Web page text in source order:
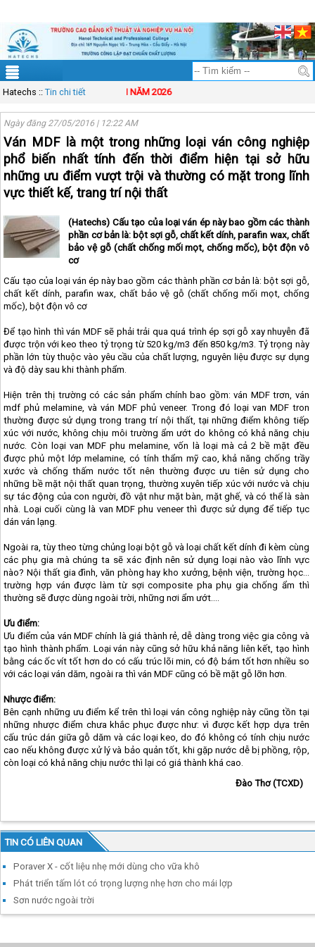
Hatechs ::Tin chi tiết
THÔNG BÁO TUYỂN SINH NĂM 2026
Ngày đăng 27/05/2016 | 12:22 AM
Ván MDF là một trong những loại ván công nghiệp
phổ biến nhất tính đến thời điểm hiện tại sở hữu
những ưu điểm vượt trội và thường có mặt trong lĩnh
vực thiết kế, trang trí nội thất
(Hatechs) Cấu tạo của loại ván ép này bao gồm các thành
phần cơ bản là: bột sợi gỗ, chất kết dính, parafin wax, chất
bảo vệ gỗ (chất chống mối mọt, chống mốc), bột độn vô
cơ
Cấu tạo của loại ván ép này bao gồm các thành phần cơ bản là: bột sợi gỗ,
chất kết dính, parafin wax, chất bảo vệ gỗ (chất chống mối mọt, chống
mốc), bột độn vô cơ
Để tạo hình thì ván MDF sẽ phải trải qua quá trình ép sợi gỗ xay nhuyễn đã
được trộn với keo theo tỷ trọng từ 520 kg/m3 đến 850 kg/m3. Tỷ trọng này
phần lớn tùy thuộc vào yêu cầu của chất lượng, nguyên liệu được sự dụng
và độ dày sau khi thành phẩm.
Hiện trên thị trường có các sản phẩm chính bao gồm: ván MDF trơn, ván
mdf phủ melamine, và ván MDF phủ veneer. Trong đó loại van MDF tron
thường được sử dụng trong trang trí nội thất, tại những điểm không tiếp
xúc với nước, không chịu môi trường ẩm ướt do không có khả năng chịu
nước. Còn loại van MDF phu melamine, vốn là loại mà cả 2 bề mặt đều
được phủ một lớp melamine, có tính thẩm mỹ cao, khả năng chống trầy
xước và chống thấm nước tốt nên thường được ưu tiên sử dụng cho
những bề mặt nội thất quan trọng, thường xuyên tiếp xúc với nước và chịu
sự tác động của con người, đồ vật như mặt bàn, mặt ghế, và có thể là sàn
nhà. Loại cuối cùng là van MDF phu veneer thì được sử dụng để tiếp tục
dán ván lạng.
Ngoài ra, tùy theo từng chủng loại bột gỗ và loại chất kết dính đi kèm cùng
các phụ gia mà chúng ta sẽ xác định nên sử dụng loại nào vào lĩnh vực
nào? Nội thất gia đình, văn phòng hay kho xưởng, bệnh viện, trường học…
trường hợp ván được làm từ sợi composite pha phụ gia chống ẩm thì
thường sẽ được dùng ngoài trời, những nơi ẩm ướt….
Ưu điểm:
Ưu điểm của ván MDF chính là giá thành rẻ, dễ dàng trong việc gia công và
tạo hình thành phẩm. Loại ván này cũng sở hữu khả năng liên kết, tạo hình
bằng các ốc vít tốt hơn do có cấu trúc lõi min, có độ bám tốt hơn nhiều so
với các loại ván dăm, ngoài ra thì ván MDF cũng có bề mặt gỗ lỡn hơn.
Nhược điểm:
Bên cạnh những ưu điểm kể trên thì loại ván công nghiệp này cũng tồn tại
những nhược điểm chưa khắc phục được như: vì được kết hợp dựa trên
cấu trúc dán giữa gỗ dăm và các loại keo, do đó không có tính chịu nước
cao nếu không được xử lý và bảo quản tốt, khi gặp nước dễ bị phồng, rộp,
còn loại có khả năng chịu nước thì lại có giá thành khá cao.
Đào Thơ (TCXD)
TIN CÓ LIÊN QUAN
Poraver X - cốt liệu nhẹ mới dùng cho vữa khô
Phát triển tấm lót có trọng lượng nhẹ hơn cho mái lợp
Sơn nước ngoài trời